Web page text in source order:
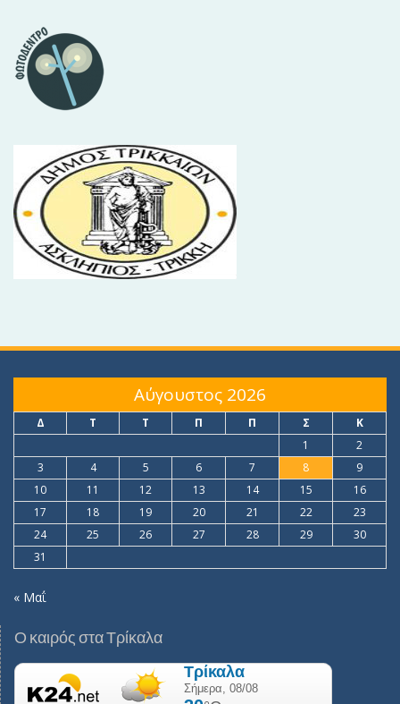
Αύγουστος 2026
Δ Τ Τ Π Π Σ
Κ
1
2
3
4 5 6 7 8
9
10
11 12 13 14 15
16
17
18 19 20 21 22
23
24
25 26 27 28 29
30
31
« Μαΐ
Ο καιρός στα Τρίκαλα